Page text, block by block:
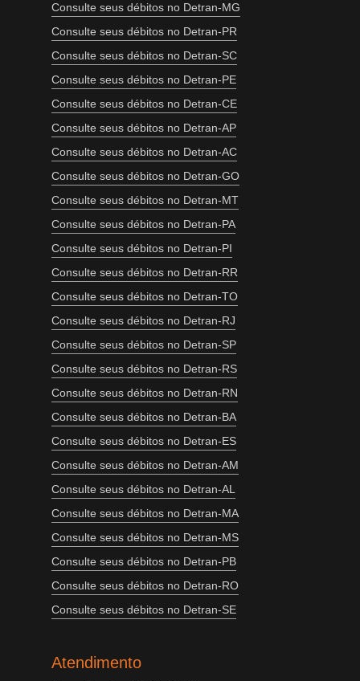
Consulte seus débitos no Detran-MG
Consulte seus débitos no Detran-PR
Consulte seus débitos no Detran-SC
Consulte seus débitos no Detran-PE
Consulte seus débitos no Detran-CE
Consulte seus débitos no Detran-AP
Consulte seus débitos no Detran-AC
Consulte seus débitos no Detran-GO
Consulte seus débitos no Detran-MT
Consulte seus débitos no Detran-PA
Consulte seus débitos no Detran-PI
Consulte seus débitos no Detran-RR
Consulte seus débitos no Detran-TO
Consulte seus débitos no Detran-RJ
Consulte seus débitos no Detran-SP
Consulte seus débitos no Detran-RS
Consulte seus débitos no Detran-RN
Consulte seus débitos no Detran-BA
Consulte seus débitos no Detran-ES
Consulte seus débitos no Detran-AM
Consulte seus débitos no Detran-AL
Consulte seus débitos no Detran-MA
Consulte seus débitos no Detran-MS
Consulte seus débitos no Detran-PB
Consulte seus débitos no Detran-RO
Consulte seus débitos no Detran-SE
Atendimento